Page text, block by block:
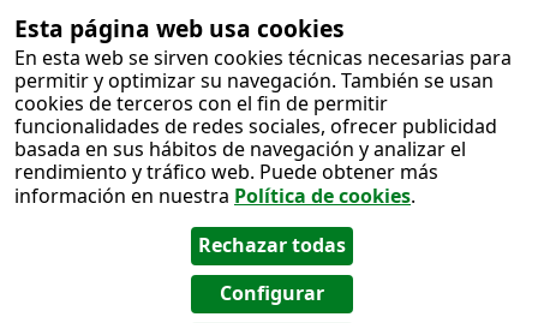
Esta página web usa cookies
En esta web se sirven cookies técnicas necesarias para
permitir y optimizar su navegación. También se usan
cookies de terceros con el fin de permitir
funcionalidades de redes sociales, ofrecer publicidad
basada en sus hábitos de navegación y analizar el
rendimiento y tráfico web. Puede obtener más
información en nuestra Política de cookies.